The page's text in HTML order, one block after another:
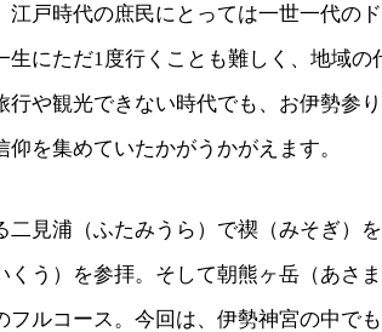
江戸時代の庶民にとっては一世一代の
生にただ1度行くことも難しく、地域の
行や観光できない時代でも、お伊勢参
を集めていたかがうかがえます。
二見浦（ふたみうら）で禊（みそぎ）
う）を参拝。そして朝熊ヶ岳（あさま
フルコース。今回は、伊勢神宮の中で